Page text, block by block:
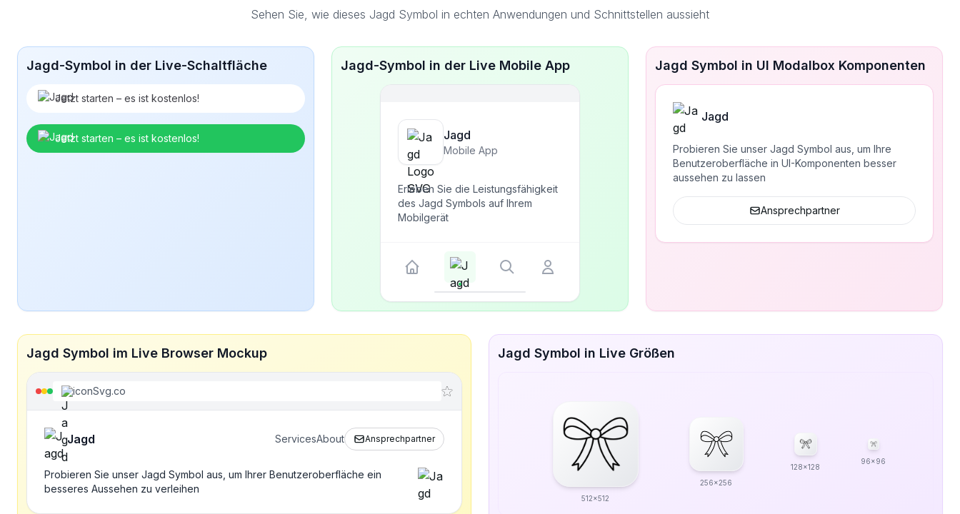
Sehen Sie, wie dieses Jagd Symbol in echten Anwendungen und Schnittstellen aussieht
Jagd-Symbol in der Live-Schaltfläche
Jetzt starten – es ist kostenlos!
Jetzt starten – es ist kostenlos!
Jagd-Symbol in der Live Mobile App
Jagd
Mobile App
Erleben Sie die Leistungsfähigkeit
des Jagd Symbols auf Ihrem
Mobilgerät
Jagd Symbol in UI Modalbox Komponenten
Jagd
Probieren Sie unser Jagd Symbol aus, um Ihre
Benutzeroberfläche in UI-Komponenten besser
aussehen zu lassen
Ansprechpartner
Jagd Symbol im Live Browser Mockup
iconSvg.co
Jagd ServicesAbout Ansprechpartner
Probieren Sie unser Jagd Symbol aus, um Ihrer Benutzeroberfläche ein
besseres Aussehen zu verleihen
Jagd Symbol in Live Größen
512x512
256x256
128x128
96x96